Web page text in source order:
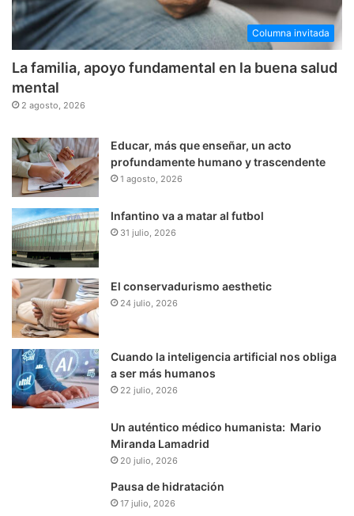
Columna invitada
La familia, apoyo fundamental en la buena salud
mental
2 agosto, 2026
Educar, más que enseñar, un acto
profundamente humano y trascendente
1 agosto, 2026
Infantino va a matar al futbol
31 julio, 2026
El conservadurismo aesthetic
24 julio, 2026
Cuando la inteligencia artificial nos obliga
a ser más humanos
22 julio, 2026
Un auténtico médico humanista: Mario
Miranda Lamadrid
20 julio, 2026
Pausa de hidratación
17 julio, 2026